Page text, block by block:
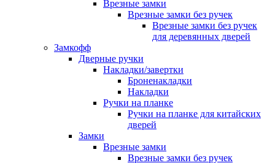
Врезные замки
Врезные замки без ручек
Врезные замки без ручек
для деревянных дверей
Замкофф
Дверные ручки
Накладки/завертки
Броненакладки
Накладки
Ручки на планке
Ручки на планке для китайских
дверей
Замки
Врезные замки
Врезные замки без ручек